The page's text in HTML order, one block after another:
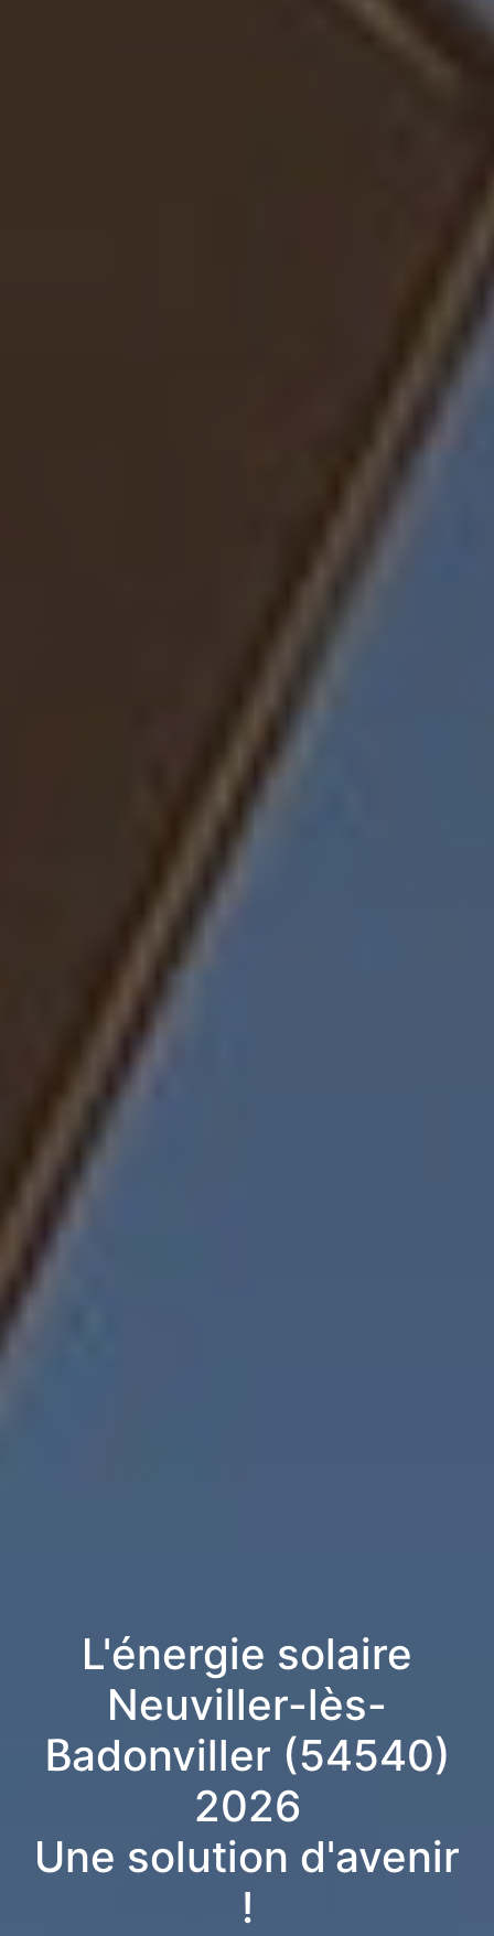
L'énergie solaire
Neuviller-lès-
Badonviller (54540)
2026
Une solution d'avenir
!